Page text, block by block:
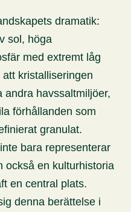
dramatik:
sol, höga
med extremt låg
kristalliseringen
andra havssaltmiljöer,
förhållanden som
granulat.
bara representerar
också en kulturhistoria
en central plats.
denna berättelse i